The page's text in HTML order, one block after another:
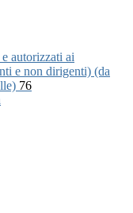
autorizzati ai
e non dirigenti) (da
76